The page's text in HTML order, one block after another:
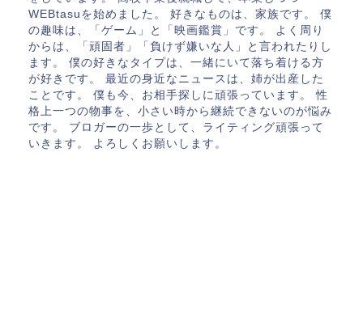
WEBtasuを始めました。 好きなものは、家族です。 僕
の趣味は、「ゲーム」と「映画鑑賞」です。 よく周り
からは、「頑固者」「負けず嫌いな人」と言われたりし
ます。 僕の好きなタイプは、一緒にいて落ち着ける方
が好きです。 最近の身近なニュースは、姉が出産した
ことです。 僕も今、お相手探しに頑張っています。 性
格上一つの物事を、小さい時から継続できないのが悩み
です。 ブロガーの一歩として、ライティング頑張って
いきます。 よろしくお願いします。